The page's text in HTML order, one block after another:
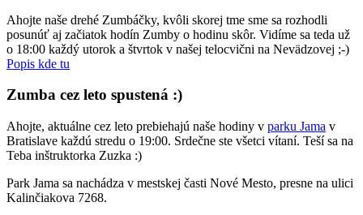
Ahojte naše drehé Zumbáčky, kvôli skorej tme sme sa rozhodli
posunúť aj začiatok hodín Zumby o hodinu skôr. Vidíme sa teda už
o 18:00 každý utorok a štvrtok v našej telocvični na Nevädzovej ;-)
Popis kde tu
Zumba cez leto spustená :)
Ahojte, aktuálne cez leto prebiehajú naše hodiny v parku Jama v
Bratislave každú stredu o 19:00. Srdečne ste všetci vítaní. Teší sa na
Teba inštruktorka Zuzka :)
Park Jama sa nachádza v mestskej časti Nové Mesto, presne na ulici
Kalinčiakova 7268.